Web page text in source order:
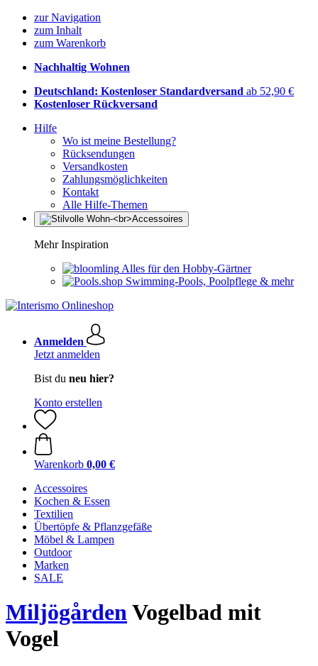
zur Navigation
zum Inhalt
zum Warenkorb
Nachhaltig Wohnen
Deutschland: Kostenloser Standardversand ab 52,90 €
Kostenloser Rückversand
Hilfe
Wo ist meine Bestellung?
Rücksendungen
Versandkosten
Zahlungsmöglichkeiten
Kontakt
Alle Hilfe-Themen
Mehr Inspiration
Alles für den Hobby-Gärtner
Swimming-Pools, Poolpflege & mehr
Anmelden
Jetzt anmelden
Bist du neu hier?
Konto erstellen
Warenkorb 0,00 €
Accessoires
Kochen & Essen
Textilien
Übertöpfe & Pflanzgefäße
Möbel & Lampen
Outdoor
Marken
SALE
MiljögårdenVogelbad mit
Vogel